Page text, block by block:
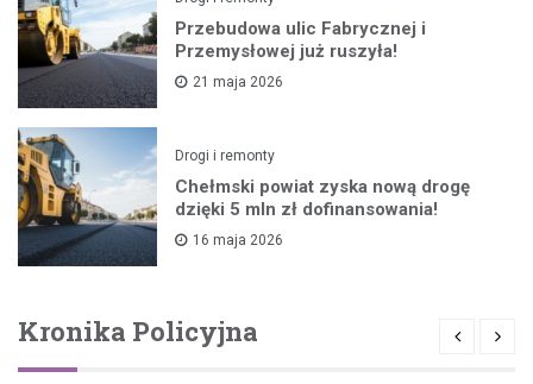
Przebudowa ulic Fabrycznej i
Przemysłowej już ruszyła!
21 maja 2026
Drogi i remonty
Chełmski powiat zyska nową drogę
dzięki 5 mln zł dofinansowania!
16 maja 2026
Kronika Policyjna